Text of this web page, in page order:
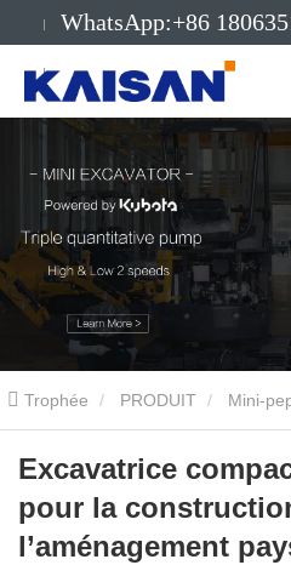
WhatsApp:+86
E-
Trophée PRODUIT Mini-
tonne
urbaine et l’aménagement paysager
Excavatrice
pour la
l’aménagement